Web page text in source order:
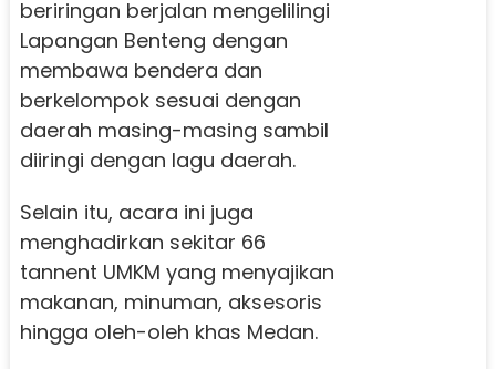
beriringan berjalan mengelilingi
Lapangan Benteng dengan
membawa bendera dan
berkelompok sesuai dengan
daerah masing-masing sambil
diiringi dengan lagu daerah.
Selain itu, acara ini juga
menghadirkan sekitar 66
tannent UMKM yang menyajikan
makanan, minuman, aksesoris
hingga oleh-oleh khas Medan.